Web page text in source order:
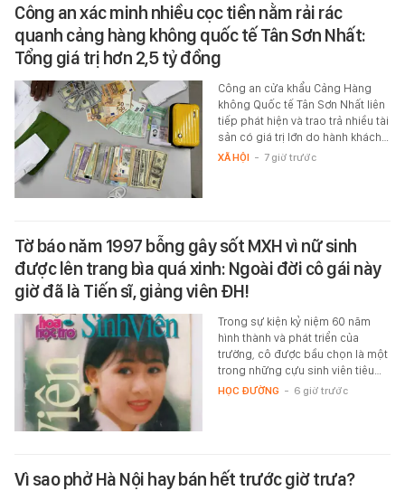
Công an xác minh nhiều cọc tiền nằm rải rác
quanh cảng hàng không quốc tế Tân Sơn Nhất:
Tổng giá trị hơn 2,5 tỷ đồng
Công an cửa khẩu Cảng Hàng
không Quốc tế Tân Sơn Nhất liên
tiếp phát hiện và trao trả nhiều tài
sản có giá trị lớn do hành khách…
XÃ HỘI - 7 giờ trước
Tờ báo năm 1997 bỗng gây sốt MXH vì nữ sinh
được lên trang bìa quá xinh: Ngoài đời cô gái này
giờ đã là Tiến sĩ, giảng viên ĐH!
Trong sự kiện kỷ niệm 60 năm
hình thành và phát triển của
trường, cô được bầu chọn là một
trong những cựu sinh viên tiêu…
HỌC ĐƯỜNG - 6 giờ trước
Vì sao phở Hà Nội hay bán hết trước giờ trưa?